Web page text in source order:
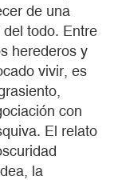
de una
todo. Entre
herederos y
vivir, es
con
El relato
la